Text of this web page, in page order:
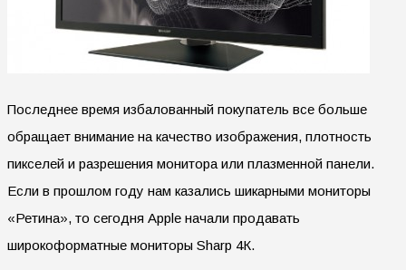
Последнее время избалованный покупатель все больше
обращает внимание на качество изображения, плотность
пикселей и разрешения монитора или плазменной панели.
Если в прошлом году нам казались шикарными мониторы
«Ретина», то сегодня Apple начали продавать
широкоформатные мониторы Sharp 4К.